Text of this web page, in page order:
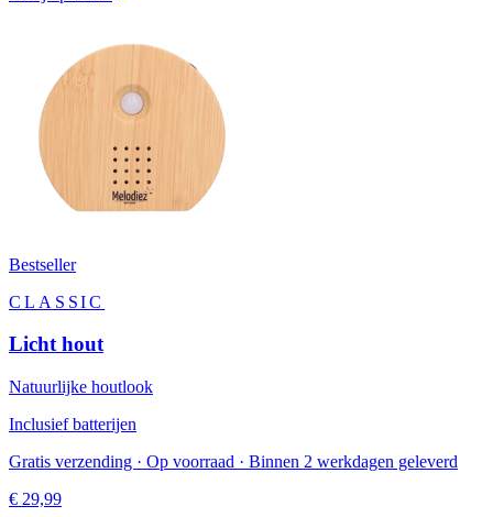
Bestseller
CLASSIC
Licht hout
Natuurlijke houtlook
Inclusief batterijen
Gratis verzending · Op voorraad · Binnen 2 werkdagen geleverd
€ 29,99